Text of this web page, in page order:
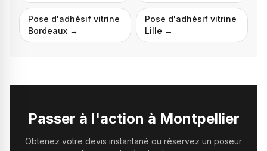
Pose d'adhésif vitrine
Bordeaux →
Pose d'adhésif vitrine
Lille →
Passer à l'action à Montpellier
Obtenez votre devis instantané ou réservez un poseur